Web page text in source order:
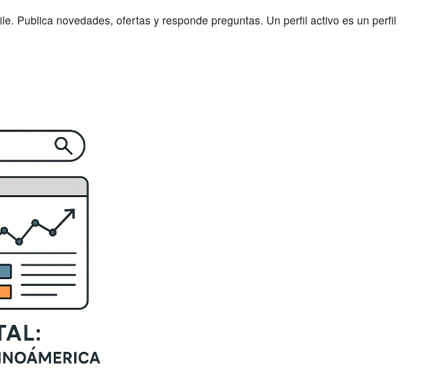
Publica novedades, ofertas y responde preguntas. Un perfil activo es un perfil